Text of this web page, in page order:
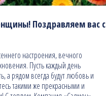
Поздравляем вас с
настроения, вечного
Пусть каждый день
а рядом всегда будут любовь и
такими же прекрасными и